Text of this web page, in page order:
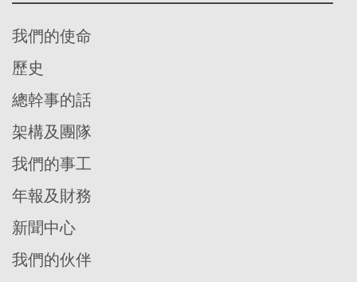
我們的使命
歷史
總幹事的話
架構及團隊
我們的事工
年報及財務
新聞中心
我們的伙伴